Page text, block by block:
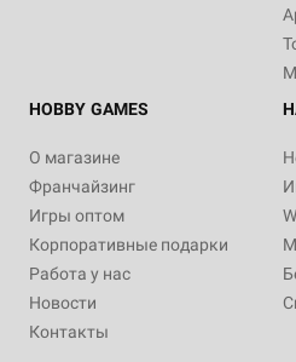
HOBBY GAMES
О магазине
Франчайзинг
Игры оптом
Корпоративные подарки
Работа у нас
Новости
Контакты